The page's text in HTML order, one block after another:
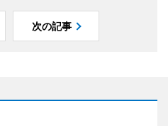
次の記事